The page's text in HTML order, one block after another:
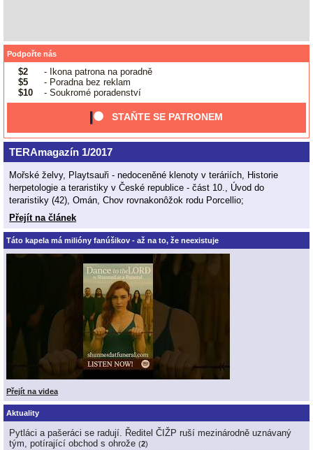
Podpořte nás
$2
- Ikona patrona na poradně
$5
- Poradna bez reklam
$10
- Soukromé poradenství
STAŇTE SE PATRONEM
TERAmagazín 1/2017
Mořské želvy, Playtsauři - nedoceněné klenoty v teráriích, Historie
herpetologie a teraristiky v České republice - část 10., Úvod do
teraristiky (42), Omán, Chov rovnakonôžok rodu Porcellio;
Přejít na článek
Táto kapela má milióny fanúšikov - až na to, že neexistuje
Přejít na videa
Aktuality
Pytláci a pašeráci se radují. Ředitel ČIŽP ruší mezinárodně uznávaný
tým, potírající obchod s ohrože (2)